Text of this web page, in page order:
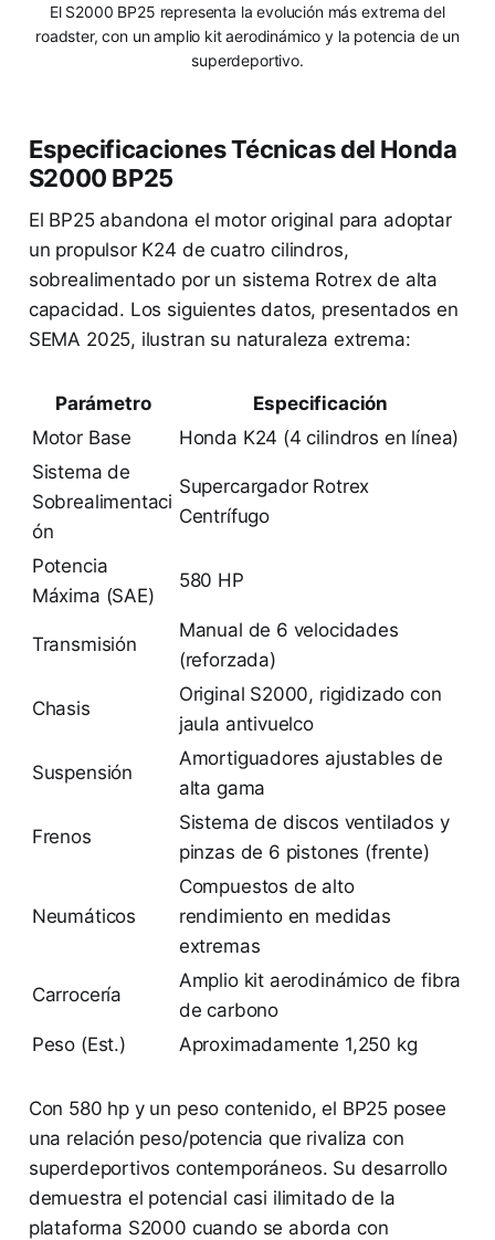
El S2000 BP25 representa la evolución más extrema del
roadster, con un amplio kit aerodinámico y la potencia de un
superdeportivo.
Especificaciones Técnicas del Honda
S2000 BP25
El BP25 abandona el motor original para adoptar
un propulsor K24 de cuatro cilindros,
sobrealimentado por un sistema Rotrex de alta
capacidad. Los siguientes datos, presentados en
SEMA 2025, ilustran su naturaleza extrema:
Parámetro
Especificación
Motor Base
Honda K24 (4 cilindros en línea)
Sistema de
Sobrealimentaci
ón
Supercargador Rotrex
Centrífugo
Potencia
Máxima (SAE)
580 HP
Transmisión
Manual de 6 velocidades
(reforzada)
Chasis
Original S2000, rigidizado con
jaula antivuelco
Suspensión
Amortiguadores ajustables de
alta gama
Frenos
Sistema de discos ventilados y
pinzas de 6 pistones (frente)
Neumáticos
Compuestos de alto
rendimiento en medidas
extremas
Carrocería
Amplio kit aerodinámico de fibra
de carbono
Peso (Est.)
Aproximadamente 1,250 kg
Con 580 hp y un peso contenido, el BP25 posee
una relación peso/potencia que rivaliza con
superdeportivos contemporáneos. Su desarrollo
demuestra el potencial casi ilimitado de la
plataforma S2000 cuando se aborda con